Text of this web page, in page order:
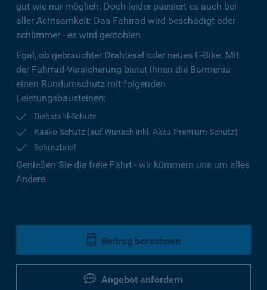
gut wie nur möglich. Doch leider passiert es auch bei
aller Achtsamkeit: Das Fahrrad wird beschädigt oder
schlimmer - es wird gestohlen.
Egal, ob gebrauchter Drahtesel oder neues E-Bike. Mit
der Fahrrad-Versicherung bietet Ihnen die Barmenia
einen Rundumschutz mit folgenden
Leistungsbausteinen:
Diebstahl-Schutz
Kasko-Schutz (auf Wunsch inkl. Akku-Premium-Schutz)
Schutzbrief
Genießen Sie die freie Fahrt - wir kümmern uns um alles
Andere.
Beitrag berechnen
Angebot anfordern